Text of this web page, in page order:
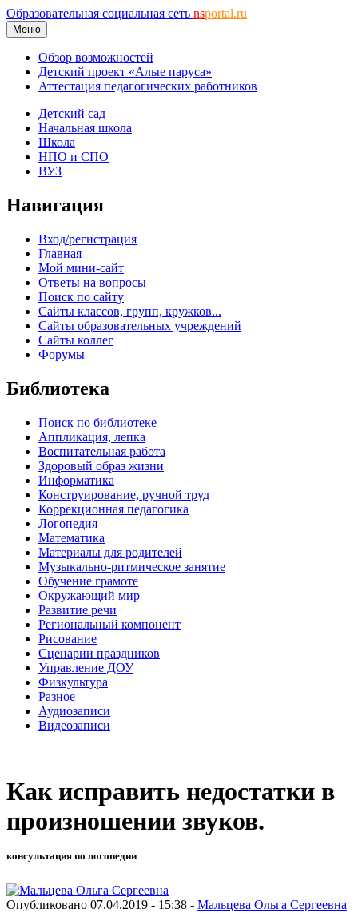
Образовательная социальная сеть nsportal.ru
Меню
Обзор возможностей
Детский проект «Алые паруса»
Аттестация педагогических работников
Детский сад
Начальная школа
Школа
НПО и СПО
ВУЗ
Навигация
Вход/регистрация
Главная
Мой мини-сайт
Ответы на вопросы
Поиск по сайту
Сайты классов, групп, кружков...
Сайты образовательных учреждений
Сайты коллег
Форумы
Библиотека
Поиск по библиотеке
Аппликация, лепка
Воспитательная работа
Здоровый образ жизни
Информатика
Конструирование, ручной труд
Коррекционная педагогика
Логопедия
Математика
Материалы для родителей
Музыкально-ритмическое занятие
Обучение грамоте
Окружающий мир
Развитие речи
Региональный компонент
Рисование
Сценарии праздников
Управление ДОУ
Физкультура
Разное
Аудиозаписи
Видеозаписи
Как исправить недостатки в
произношении звуков.
консультация по логопедии
Опубликовано 07.04.2019 - 15:38 - Мальцева Ольга Сергеевна